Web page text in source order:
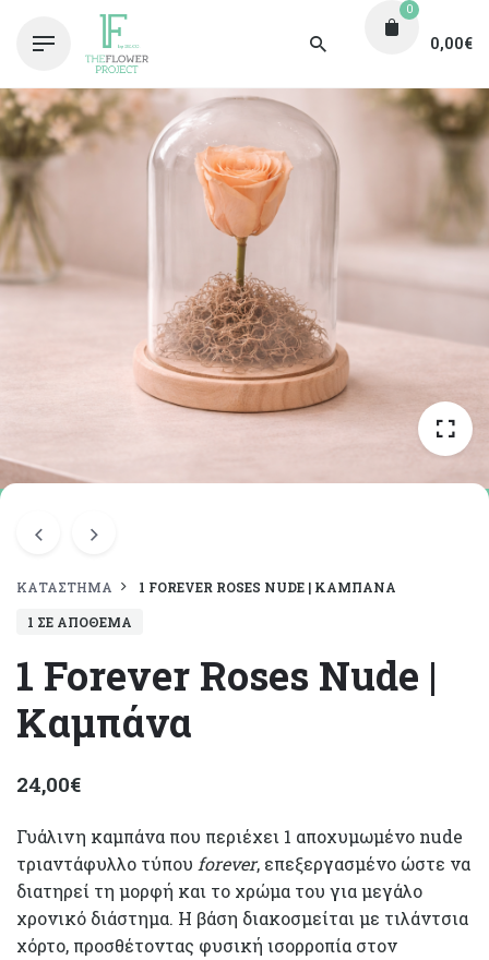
0,00€
0
ΚΑΤΆΣΤΗΜΑ
1 FOREVER ROSES NUDE | ΚΑΜΠΆΝΑ
1 ΣΕ ΑΠΌΘΕΜΑ
1 Forever Roses Nude |
Καμπάνα
24,00€
Γυάλινη καμπάνα που περιέχει 1 αποχυμωμένο nude
τριαντάφυλλο τύπου forever, επεξεργασμένο ώστε να
διατηρεί τη μορφή και το χρώμα του για μεγάλο
χρονικό διάστημα. Η βάση διακοσμείται με τιλάντσια
χόρτο, προσθέτοντας φυσική ισορροπία στον